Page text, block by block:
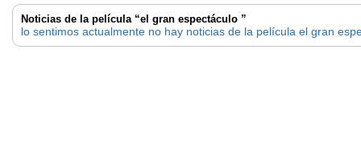
Noticias de la película “el gran espectáculo ”
lo sentimos actualmente no hay noticias de la película el gran